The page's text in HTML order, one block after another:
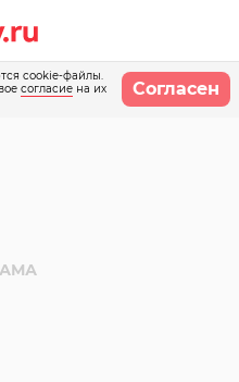
cookie-файлы.
согласие на их
Согласен